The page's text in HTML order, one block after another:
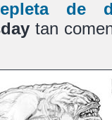
de
tan